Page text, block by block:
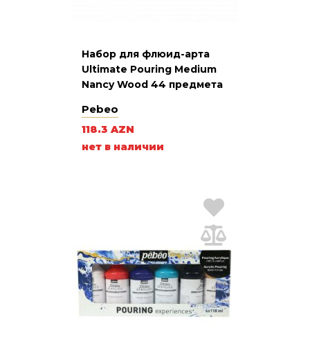
Набор для флюид-арта
Ultimate Pouring Medium
Nancy Wood 44 предмета
Pebeo
118.3 AZN
нет в наличии